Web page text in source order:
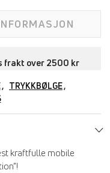
frakt over 2500 kr
TRYKKBØLGE
kraftfulle mobile